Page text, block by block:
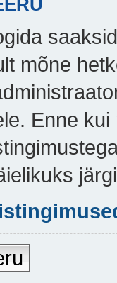
mõne
Enne